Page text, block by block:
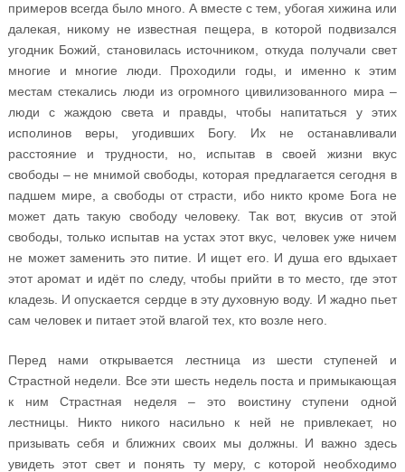
примеров всегда было много. А вместе с тем, убогая хижина или
далекая, никому не известная пещера, в которой подвизался
угодник Божий, становилась источником, откуда получали свет
многие и многие люди. Проходили годы, и именно к этим
местам стекались люди из огромного цивилизованного мира –
люди с жаждою света и правды, чтобы напитаться у этих
исполинов веры, угодивших Богу. Их не останавливали
расстояние и трудности, но, испытав в своей жизни вкус
свободы – не мнимой свободы, которая предлагается сегодня в
падшем мире, а свободы от страсти, ибо никто кроме Бога не
может дать такую свободу человеку. Так вот, вкусив от этой
свободы, только испытав на устах этот вкус, человек уже ничем
не может заменить это питие. И ищет его. И душа его вдыхает
этот аромат и идёт по следу, чтобы прийти в то место, где этот
кладезь. И опускается сердце в эту духовную воду. И жадно пьет
сам человек и питает этой влагой тех, кто возле него.
Перед нами открывается лестница из шести ступеней и
Страстной недели. Все эти шесть недель поста и примыкающая
к ним Страстная неделя – это воистину ступени одной
лестницы. Никто никого насильно к ней не привлекает, но
призывать себя и ближних своих мы должны. И важно здесь
увидеть этот свет и понять ту меру, с которой необходимо